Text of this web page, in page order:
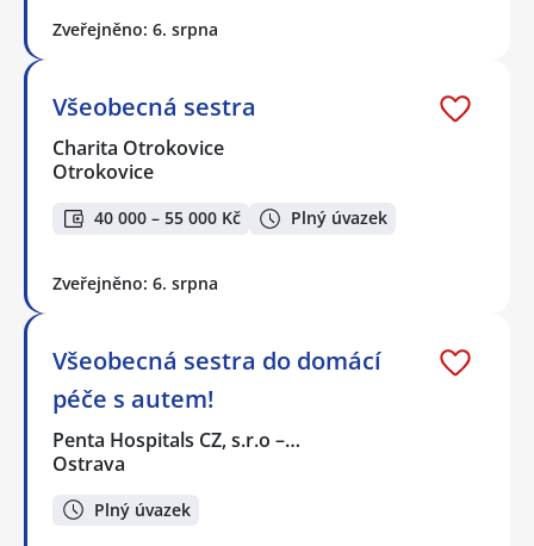
Zveřejněno: 6. srpna
Všeobecná sestra
Charita Otrokovice
Otrokovice
40 000 – 55 000 Kč Plný úvazek
Zveřejněno: 6. srpna
Všeobecná sestra do domácí
péče s autem!
Penta Hospitals CZ, s.r.o –…
Ostrava
Plný úvazek